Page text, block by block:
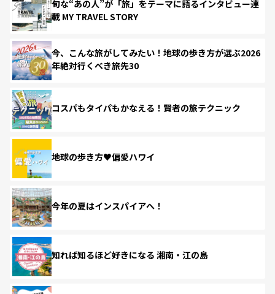
旬な“あの人”が「旅」をテーマに語るインタビュー連
載 MY TRAVEL STORY
今、こんな旅がしてみたい！地球の歩き方が選ぶ2026
年絶対行くべき旅先30
コスパもタイパもかなえる！賢者の旅テクニック
地球の歩き方♥偏愛ハワイ
今年の夏はインスパイアへ！
知れば知るほど好きになる 湘南・江の島